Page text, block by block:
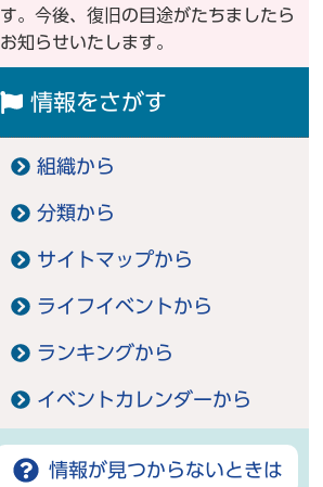
す。今後、復旧の目途がたちましたら
お知らせいたします。
情報をさがす
組織から
分類から
サイトマップから
ライフイベントから
ランキングから
イベントカレンダーから
情報が見つからないときは